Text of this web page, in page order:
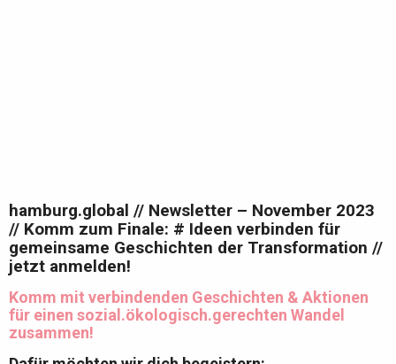
hamburg.global // Newsletter – November 2023
// Komm zum Finale: # Ideen verbinden für
gemeinsame Geschichten der Transformation //
jetzt anmelden!
Komm mit verbindenden Geschichten & Aktionen
für einen sozial.ökologisch.gerechten Wandel
zusammen!